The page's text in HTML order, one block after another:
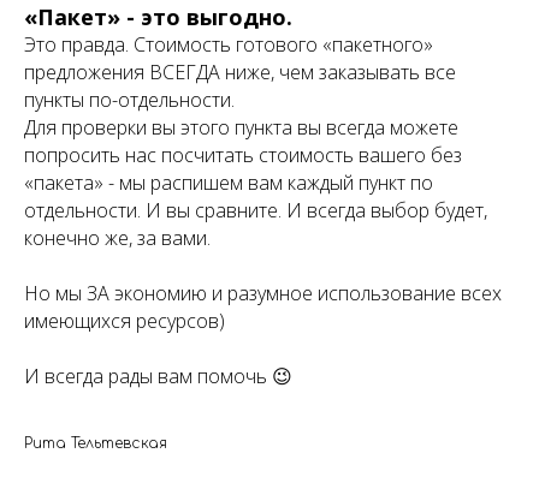
«Пакет» - это выгодно.
Это правда. Стоимость готового «пакетного»
предложения ВСЕГДА ниже, чем заказывать все
пункты по-отдельности.
Для проверки вы этого пункта вы всегда можете
попросить нас посчитать стоимость вашего без
«пакета» - мы распишем вам каждый пункт по
отдельности. И вы сравните. И всегда выбор будет,
конечно же, за вами.
Но мы ЗА экономию и разумное использование всех
имеющихся ресурсов)
И всегда рады вам помочь 😉
Рита Тельтевская